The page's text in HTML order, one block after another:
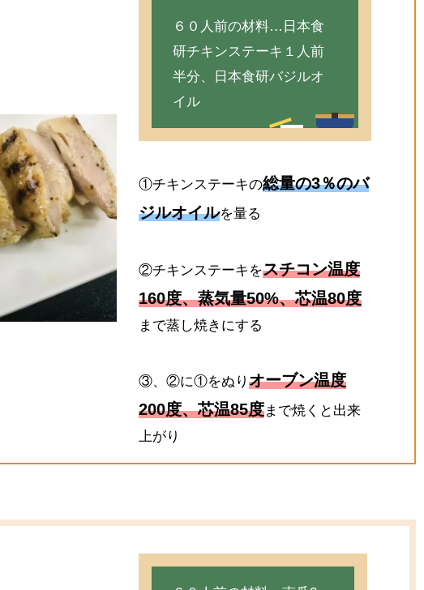
６０人前の材料…日本食
研チキンステーキ１人前
半分、日本食研バジルオ
イル
①チキンステーキの総量の3％のバ
ジルオイルを量る
②チキンステーキをスチコン温度
160度、蒸気量50%、芯温80度
まで蒸し焼きにする
③、②に①をぬりオーブン温度
200度、芯温85度まで焼くと出来
上がり